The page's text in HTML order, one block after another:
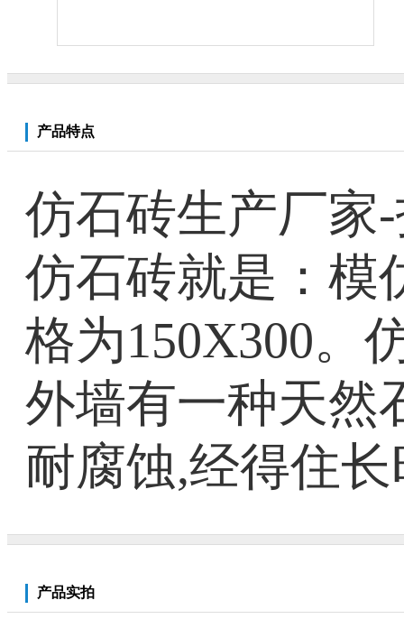
产品特点
仿石砖生产厂家
仿石砖就是：模
格为150X300。
外墙有一种天然
耐腐蚀,经得住
产品实拍